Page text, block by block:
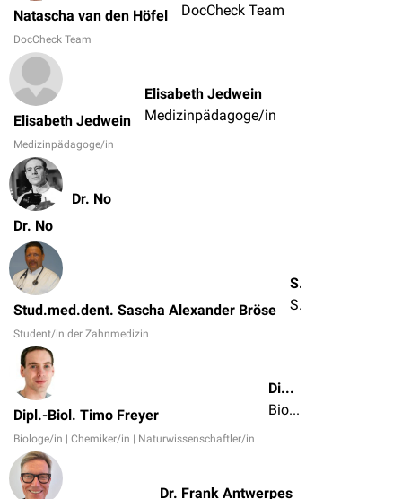
Natascha van den Höfel
DocCheck Team
DocCheck Team
Elisabeth Jedwein
Medizinpädagoge/in
Elisabeth Jedwein
Medizinpädagoge/in
Dr. No
Dr. No
Stud.med.dent. Sascha Alexander Bröse
Student/in der Zahnmedizin
Stud.med.dent. Sascha Alexander Bröse
Student/in der Zahnmedizin
Dipl.-Biol. Timo Freyer
Biologe/in | Chemiker/in | Naturwissenschaftler/in
Dipl.-Biol. Timo Freyer
Biologe/in | Chemiker/in | Naturwissenschaftler/in
Dr. Frank Antwerpes